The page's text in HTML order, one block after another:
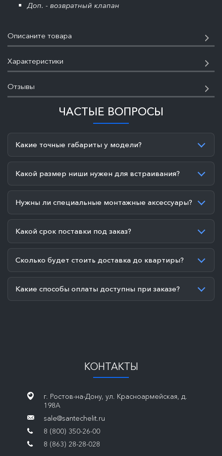
Доп. - возвратный клапан
Описаните товара
Характеристики
Отзывы
ЧАСТЫЕ ВОПРОСЫ
Какие точные габариты у модели?
Какой размер ниши нужен для встраивания?
Нужны ли специальные монтажные аксессуары?
Какой срок поставки под заказ?
Сколько будет стоить доставка до квартиры?
Какие способы оплаты доступны при заказе?
КОНТАКТЫ
г. Ростов-на-Дону, ул. Красноармейская, д.
198А
sale@santechelit.ru
8 (800) 350-26-00
8 (863) 28-28-028